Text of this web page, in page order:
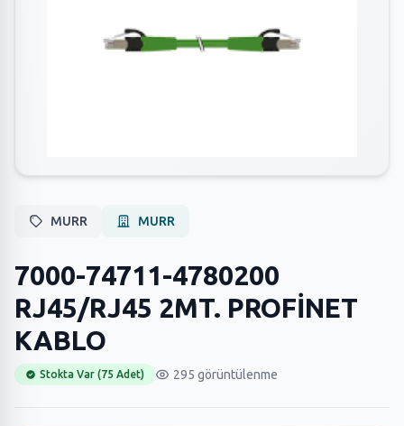
MURR MURR
7000-74711-4780200
RJ45/RJ45 2MT. PROFİNET
KABLO
Stokta Var (75 Adet) 295 görüntülenme